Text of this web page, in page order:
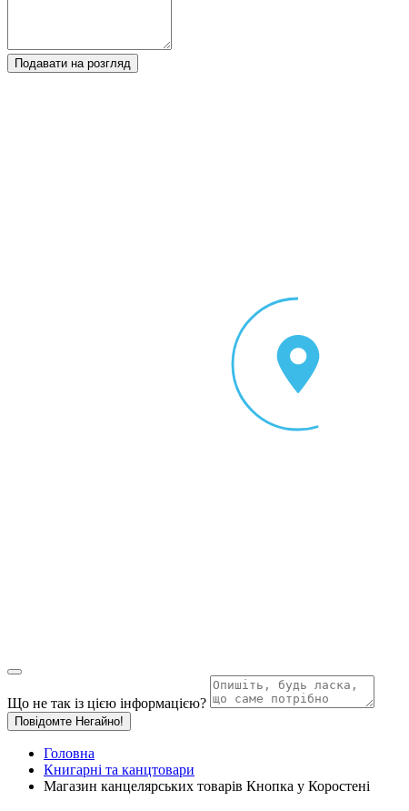
Що не так із цією інформацією?
Повідомте Негайно!
Головна
Книгарні та канцтовари
Магазин канцелярських товарів Кнопка у Коростені